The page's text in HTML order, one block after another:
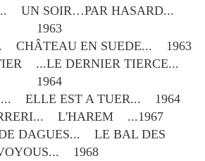
UN SOIR…PAR HASARD...
1963
CHÂTEAU EN SUEDE... 1963
...LE DERNIER TIERCE...
1964
ELLE EST A TUER... 1964
L'HAREM ...1967
DAGUES... LE BAL DES
1968